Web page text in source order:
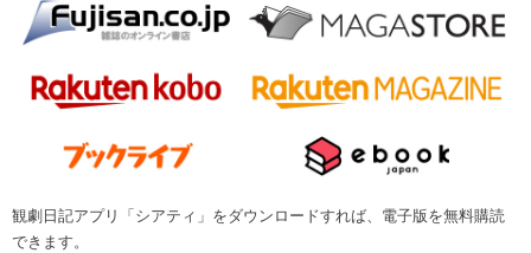
観劇日記アプリ「シアティ」をダウンロードすれば、電子版を無料購読
できます。